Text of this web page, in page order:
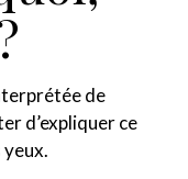
de
d’expliquer ce
yeux.